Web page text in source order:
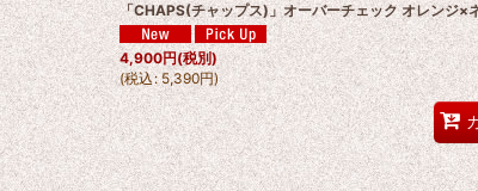
「CHAPS(チャップス)」オーバーチェック オレンジ×
4,900円(税別)
(税込: 5,390円)